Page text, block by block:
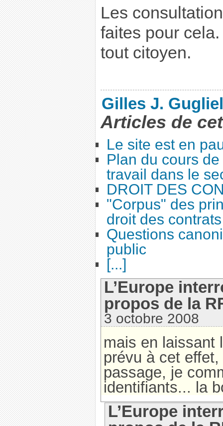
Les
faites pour
tout citoyen.
Gilles J.
Articles de
Le site est en
Plan du cours
travail dans le
DROIT DES
"Corpus" des
droit des
Questions
public
[...]
L’Europe
propos de la
3 octobre 2008
mais en laissant
prévu à cet
passage, je
identifiants... la
L’Europe